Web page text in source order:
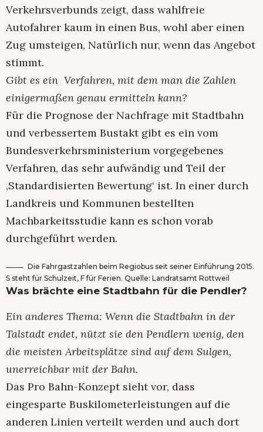
Verkehrsverbunds zeigt, dass wahlfreie
Autofahrer kaum in einen Bus, wohl aber einen
Zug umsteigen, Natürlich nur, wenn das Angebot
stimmt.
Gibt es ein Verfahren, mit dem man die Zahlen
einigermaßen genau ermitteln kann?
Für die Prognose der Nachfrage mit Stadtbahn
und verbessertem Bustakt gibt es ein vom
Bundesverkehrsministerium vorgegebenes
Verfahren, das sehr aufwändig und Teil der
‚Standardisierten Bewertung‘ ist. In einer durch
Landkreis und Kommunen bestellten
Machbarkeitsstudie kann es schon vorab
durchgeführt werden.
Die Fahrgastzahlen beim Regiobus seit seiner Einführung 2015.
S steht für Schulzeit, F für Ferien. Quelle: Landratsamt Rottweil
Was brächte eine Stadtbahn für die Pendler?
Ein anderes Thema: Wenn die Stadtbahn in der
Talstadt endet, nützt sie den Pendlern wenig, den
die meisten Arbeitsplätze sind auf dem Sulgen,
unerreichbar mit der Bahn.
Das Pro Bahn-Konzept sieht vor, dass
eingesparte Buskilometerleistungen auf die
anderen Linien verteilt werden und auch dort